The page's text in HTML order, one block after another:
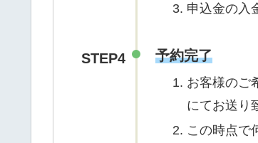
申込金の入
STEP4 予約完了
お客様のご
にてお送り
この時点で